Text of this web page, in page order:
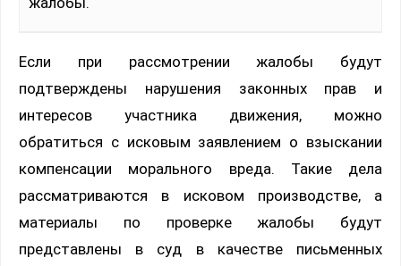
Если при рассмотрении жалобы будут
подтверждены нарушения законных прав и
интересов участника движения, можно
обратиться с исковым заявлением о взыскании
компенсации морального вреда. Такие дела
рассматриваются в исковом производстве, а
материалы по проверке жалобы будут
представлены в суд в качестве письменных